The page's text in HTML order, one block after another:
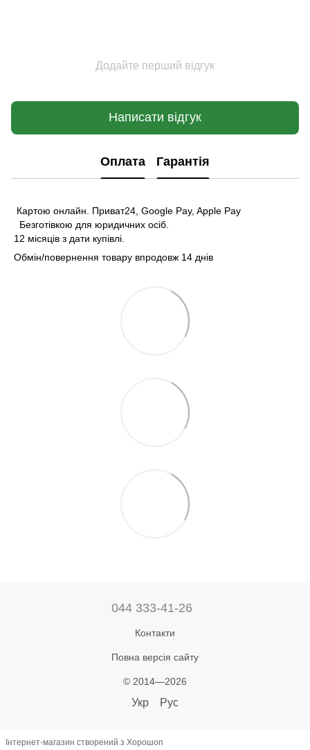
Додайте перший відгук
Написати відгук
Оплата Гарантія
Картою онлайн. Приват24, Google Pay, Apple Pay
Безготівкою для юридичних осіб.
12 місяців з дати купівлі.
Обмін/повернення товару впродовж 14 днів
044 333-41-26
Контакти
Повна версія сайту
© 2014—2026
Укр Рус
Інтернет-магазин створений з Хорошоп